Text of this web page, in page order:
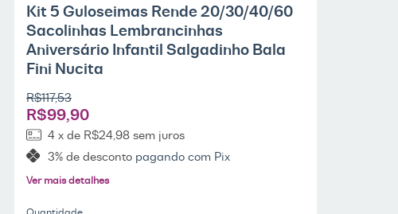
Kit 5 Guloseimas Rende 20/30/40/60
Sacolinhas Lembrancinhas
Aniversário Infantil Salgadinho Bala
Fini Nucita
R$117,53
R$99,90
4 x de R$24,98 sem juros
3% de descontopagando com Pix
Ver mais detalhes